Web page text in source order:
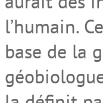
l’humain.
base de la